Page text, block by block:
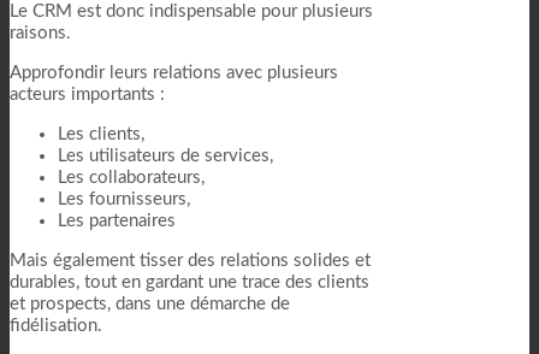
Le CRM est donc indispensable pour plusieurs
raisons.
Approfondir leurs relations avec plusieurs
acteurs importants :
Les clients,
Les utilisateurs de services,
Les collaborateurs,
Les fournisseurs,
Les partenaires
Mais également tisser des relations solides et
durables, tout en gardant une trace des clients
et prospects, dans une démarche de
fidélisation.